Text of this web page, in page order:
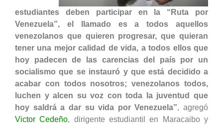
estudiantes deben participar en la “Ruta por
Venezuela”, el llamado es a todos aquellos
venezolanos que quieren progresar, que quieran
tener una mejor calidad de vida, a todos ellos que
hoy padecen de las carencias del país por un
socialismo que se instauró y que está decidido a
acabar con todos nosotros; venezolanos todos,
luchen y alcen su voz con toda la juventud que
hoy saldrá a dar su vida por Venezuela”, agregó
Victor Cedeño, dirigente estudiantil en Maracaibo y